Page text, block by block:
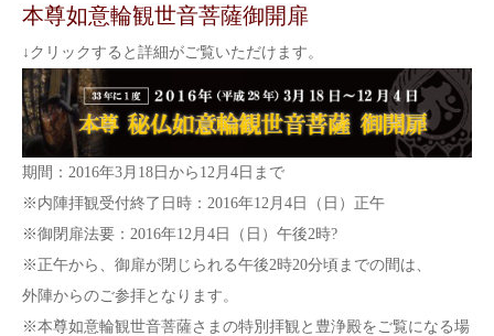
本尊如意輪観世音菩薩御開扉
↓クリックすると詳細がご覧いただけます。
期間：2016年3月18日から12月4日まで
※内陣拝観受付終了日時：2016年12月4日（日）正午
※御閉扉法要：2016年12月4日（日）午後2時?
※正午から、御扉が閉じられる午後2時20分頃までの間は、
外陣からのご参拝となります。
※本尊如意輪観世音菩薩さまの特別拝観と豊浄殿をご覧になる場